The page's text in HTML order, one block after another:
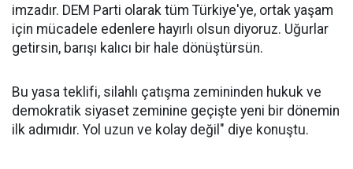
imzadır. DEM Parti olarak tüm Türkiye'ye, ortak yaşam
için mücadele edenlere hayırlı olsun diyoruz. Uğurlar
getirsin, barışı kalıcı bir hale dönüştürsün.
Bu yasa teklifi, silahlı çatışma zemininden hukuk ve
demokratik siyaset zeminine geçişte yeni bir dönemin
ilk adımıdır. Yol uzun ve kolay değil" diye konuştu.